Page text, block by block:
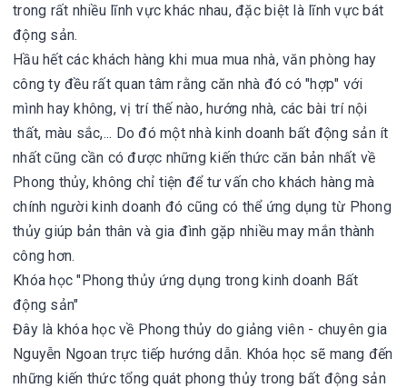
trong rất nhiều lĩnh vực khác nhau, đặc biệt là lĩnh vực bát
động sản.
Hầu hết các khách hàng khi mua mua nhà, văn phòng hay
công ty đều rất quan tâm rằng căn nhà đó có "hợp" với
mình hay không, vị trí thế nào, hướng nhà, các bài trí nội
thất, màu sắc,... Do đó một nhà kinh doanh bất động sản ít
nhất cũng cần có được những kiến thức căn bản nhất về
Phong thủy, không chỉ tiện để tư vấn cho khách hàng mà
chính người kinh doanh đó cũng có thể ứng dụng từ Phong
thủy giúp bản thân và gia đình gặp nhiều may mắn thành
công hơn.
Khóa học "Phong thủy ứng dụng trong kinh doanh Bất
động sản"
Đây là khóa học về Phong thủy do giảng viên - chuyên gia
Nguyễn Ngoan trực tiếp hướng dẫn. Khóa học sẽ mang đến
những kiến thức tổng quát phong thủy trong bất động sản